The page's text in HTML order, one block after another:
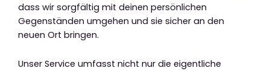
dass wir sorgfältig mit deinen persönlichen
Gegenständen umgehen und sie sicher an den
neuen Ort bringen.
Unser Service umfasst nicht nur die eigentliche